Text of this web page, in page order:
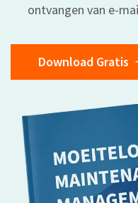
ontvangen van e-
Download Gratis